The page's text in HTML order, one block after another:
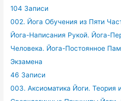
104 Записи
002. Йога Обучения из Пяти
Йога-Написания Рукой. Йога-
Человека. Йога-Постоянное
Экзамена
46 Записи
003. Аксиоматика Йоги. Теория